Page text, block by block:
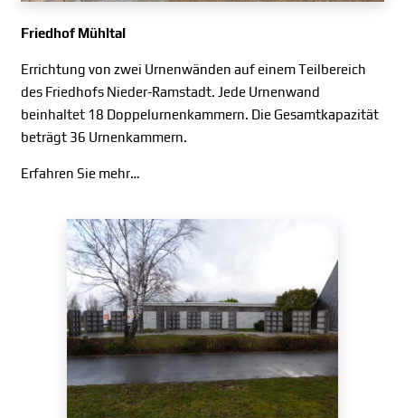
Friedhof Mühltal
Errichtung von zwei Urnenwänden auf einem Teilbereich
des Friedhofs Nieder-Ramstadt. Jede Urnenwand
beinhaltet 18 Doppelurnenkammern. Die Gesamtkapazität
beträgt 36 Urnenkammern.
Erfahren Sie mehr…